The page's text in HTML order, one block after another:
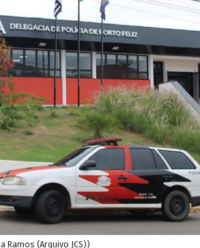
Ramos (Arquivo JCS))